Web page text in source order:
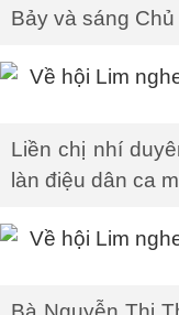
Bảy và sáng Chủ
Liền chị nhí
làn điệu dân ca